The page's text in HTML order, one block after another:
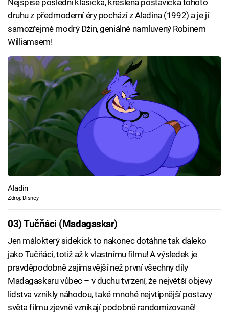
Nejspíše poslední klasická, kreslená postavička tohoto
druhu z předmoderní éry pochází z Aladina (1992) a je jí
samozřejmě modrý Džin, geniálně namluvený Robinem
Williamsem!
Aladin
Zdroj: Disney
03) Tučňáci (Madagaskar)
Jen málokterý sidekick to nakonec dotáhne tak daleko
jako Tučňáci, totiž až k vlastnímu filmu! A výsledek je
pravděpodobně zajímavější než první všechny díly
Madagaskaru vůbec – v duchu tvrzení, že největší objevy
lidstva vznikly náhodou, také mnohé nejvtipnější postavy
světa filmu zjevně vznikají podobně randomizovaně!